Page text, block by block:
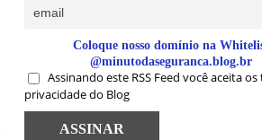
Coloque nosso domínio na
@minutodaseguranca.blog.br
Assinando este RSS Feed você aceita
privacidade do Blog